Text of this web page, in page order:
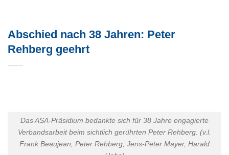
Abschied nach 38 Jahren: Peter
Rehberg geehrt
Das ASA-Präsidium bedankte sich für 38 Jahre engagierte
Verbandsarbeit beim sichtlich gerührten Peter Rehberg. (v.l.
Frank Beaujean, Peter Rehberg, Jens-Peter Mayer, Harald